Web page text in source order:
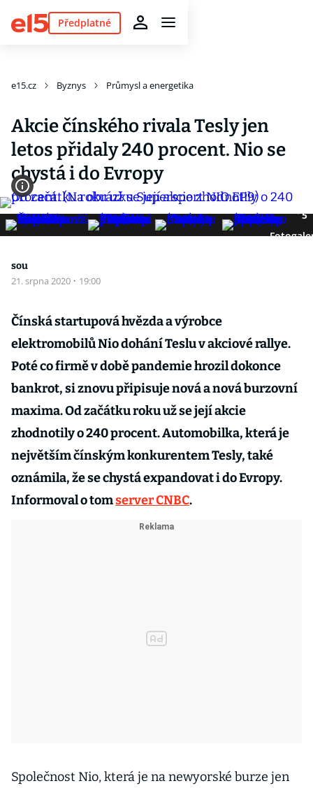
Předplatné
e15.cz Byznys Průmysl a energetika
Akcie čínského rivala Tesly jen
letos přidaly 240 procent. Nio se
chystá i do Evropy
5
sou
21. srpna 2020 · 19:00
Čínská startupová hvězda a výrobce
elektromobilů Nio dohání Teslu v akciové rallye.
Poté co firmě v době pandemie hrozil dokonce
bankrot, si znovu připisuje nová a nová burzovní
maxima. Od začátku roku už se její akcie
zhodnotily o 240 procent. Automobilka, která je
největším čínským konkurentem Tesly, také
oznámila, že se chystá expandovat i do Evropy.
Informoval o tomserver CNBC.
Společnost Nio, která je na newyorské burze jen